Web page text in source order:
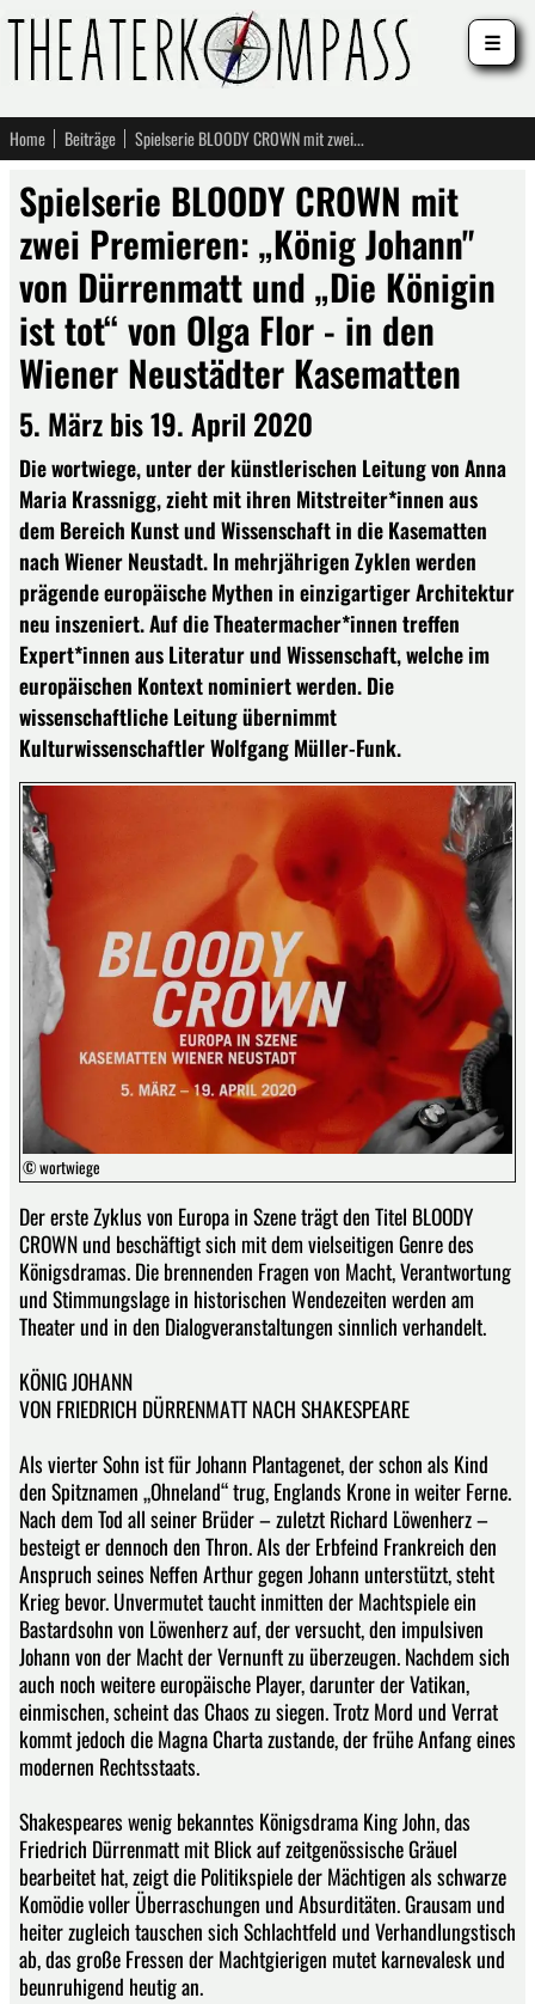
Home Beiträge Spielserie BLOODY CROWN mit zwei Premieren: „König Johann" von Dürrenmatt und „Die Königin ist tot“ von Olga Flor - in den Wiener Neustädter Kasematten
Spielserie BLOODY CROWN mit
zwei Premieren: „König Johann"
von Dürrenmatt und „Die Königin
ist tot“ von Olga Flor - in den
Wiener Neustädter Kasematten
5. März bis 19. April 2020
Die wortwiege, unter der künstlerischen Leitung von Anna
Maria Krassnigg, zieht mit ihren Mitstreiter*innen aus
dem Bereich Kunst und Wissenschaft in die Kasematten
nach Wiener Neustadt. In mehrjährigen Zyklen werden
prägende europäische Mythen in einzigartiger Architektur
neu inszeniert. Auf die Theatermacher*innen treffen
Expert*innen aus Literatur und Wissenschaft, welche im
europäischen Kontext nominiert werden. Die
wissenschaftliche Leitung übernimmt
Kulturwissenschaftler Wolfgang Müller-Funk.
© wortwiege
Der erste Zyklus von Europa in Szene trägt den Titel BLOODY
CROWN und beschäftigt sich mit dem vielseitigen Genre des
Königsdramas. Die brennenden Fragen von Macht, Verantwortung
und Stimmungslage in historischen Wendezeiten werden am
Theater und in den Dialogveranstaltungen sinnlich verhandelt.
KÖNIG JOHANN
VON FRIEDRICH DÜRRENMATT NACH SHAKESPEARE
Als vierter Sohn ist für Johann Plantagenet, der schon als Kind
den Spitznamen „Ohneland“ trug, Englands Krone in weiter Ferne.
Nach dem Tod all seiner Brüder – zuletzt Richard Löwenherz –
besteigt er dennoch den Thron. Als der Erbfeind Frankreich den
Anspruch seines Neffen Arthur gegen Johann unterstützt, steht
Krieg bevor. Unvermutet taucht inmitten der Machtspiele ein
Bastardsohn von Löwenherz auf, der versucht, den impulsiven
Johann von der Macht der Vernunft zu überzeugen. Nachdem sich
auch noch weitere europäische Player, darunter der Vatikan,
einmischen, scheint das Chaos zu siegen. Trotz Mord und Verrat
kommt jedoch die Magna Charta zustande, der frühe Anfang eines
modernen Rechtsstaats.
Shakespeares wenig bekanntes Königsdrama King John, das
Friedrich Dürrenmatt mit Blick auf zeitgenössische Gräuel
bearbeitet hat, zeigt die Politikspiele der Mächtigen als schwarze
Komödie voller Überraschungen und Absurditäten. Grausam und
heiter zugleich tauschen sich Schlachtfeld und Verhandlungstisch
ab, das große Fressen der Machtgierigen mutet karnevalesk und
beunruhigend heutig an.
☰